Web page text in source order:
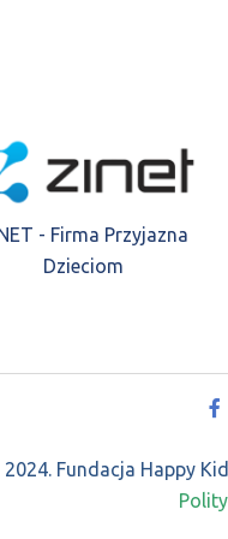
- Firma Przyjazna
Dzieciom
Fundacja Happy